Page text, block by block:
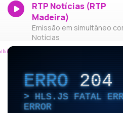
RTP Notícias (RTP
Madeira)
Emissão em simultâneo
Notícias
ERRO204
HLS.JS FATAL
ERROR